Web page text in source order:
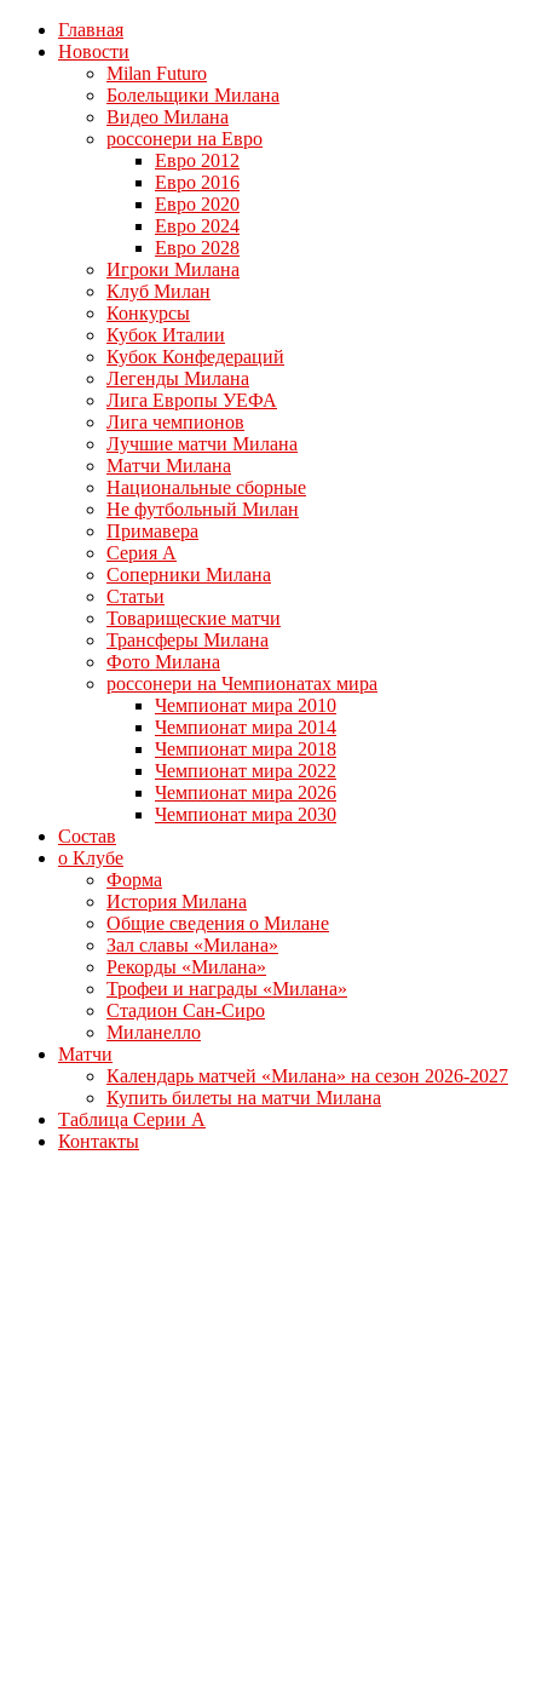
Главная
Новости
Milan Futuro
Болельщики Милана
Видео Милана
россонери на Евро
Евро 2012
Евро 2016
Евро 2020
Евро 2024
Евро 2028
Игроки Милана
Клуб Милан
Конкурсы
Кубок Италии
Кубок Конфедераций
Легенды Милана
Лига Европы УЕФА
Лига чемпионов
Лучшие матчи Милана
Матчи Милана
Национальные сборные
Не футбольный Милан
Примавера
Серия А
Соперники Милана
Статьи
Товарищеские матчи
Трансферы Милана
Фото Милана
россонери на Чемпионатах мира
Чемпионат мира 2010
Чемпионат мира 2014
Чемпионат мира 2018
Чемпионат мира 2022
Чемпионат мира 2026
Чемпионат мира 2030
Состав
о Клубе
Форма
История Милана
Общие сведения о Милане
Зал славы «Милана»
Рекорды «Милана»
Трофеи и награды «Милана»
Стадион Сан-Сиро
Миланелло
Матчи
Календарь матчей «Милана» на сезон 2026-2027
Купить билеты на матчи Милана
Таблица Серии А
Контакты